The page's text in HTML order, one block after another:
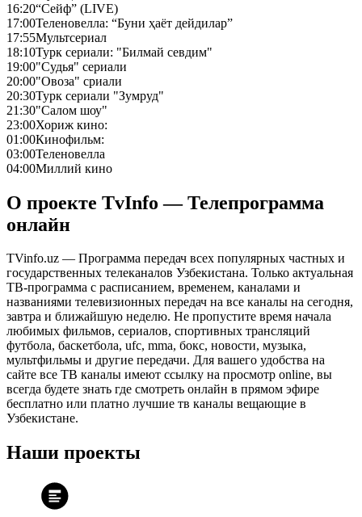
16:20“Сейф” (LIVE)
17:00Теленовелла: “Буни ҳаёт дейдилар”
17:55Мультсериал
18:10Турк сериали: "Билмай севдим"
19:00"Судья" сериали
20:00"Овоза" сриали
20:30Турк сериали "Зумруд"
21:30"Салом шоу"
23:00Хориж кино:
01:00Кинофильм:
03:00Теленовелла
04:00Миллий кино
О проекте TvInfo — Телепрограмма
онлайн
TVinfo.uz — Программа передач всех популярных частных и
государственных телеканалов Узбекистана. Только актуальная
ТВ-программа с расписанием, временем, каналами и
названиями телевизионных передач на все каналы на сегодня,
завтра и ближайшую неделю. Не пропустите время начала
любимых фильмов, сериалов, спортивных трансляций
футбола, баскетбола, ufc, mma, бокс, новости, музыка,
мультфильмы и другие передачи. Для вашего удобства на
сайте все ТВ каналы имеют ссылку на просмотр online, вы
всегда будете знать где смотреть онлайн в прямом эфире
бесплатно или платно лучшие тв каналы вещающие в
Узбекистане.
Наши проекты